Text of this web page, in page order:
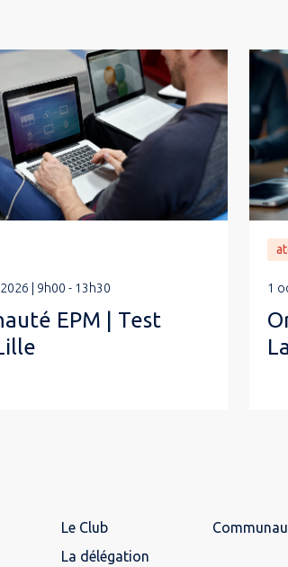
| 9h00 - 13h30
EPM | Test
1
Le Club
La délégation